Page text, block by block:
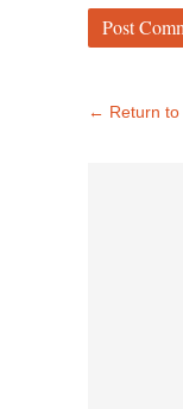
← Return to